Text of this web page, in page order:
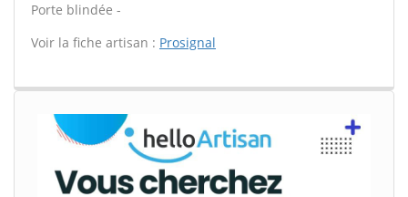
Porte blindée -
Voir la fiche artisan : Prosignal